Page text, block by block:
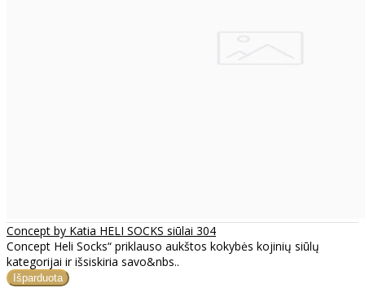
Concept by Katia HELI SOCKS siūlai 304
Concept Heli Socks“ priklauso aukštos kokybės kojinių siūlų
kategorijai ir išsiskiria savo&nbs..